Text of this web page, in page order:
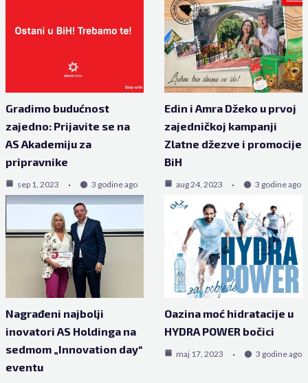
Gradimo budućnost
zajedno: Prijavite se na
AS Akademiju za
pripravnike
sep 1, 2023 3 godine ago
Edin i Amra Džeko u prvoj
zajedničkoj kampanji
Zlatne džezve i promocije
BiH
aug 24, 2023 3 godine ago
Nagrađeni najbolji
inovatori AS Holdinga na
sedmom „Innovation day“
eventu
Oazina moć hidratacije u
HYDRA POWER bočici
maj 17, 2023 3 godine ago